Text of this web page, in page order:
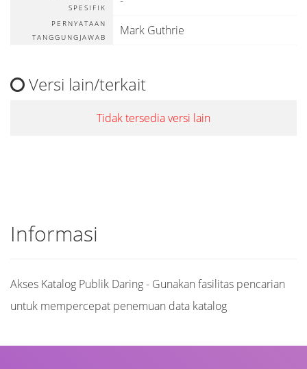
SPESIFIK
PERNYATAAN
TANGGUNGJAWAB
Mark Guthrie
Versi lain/terkait
Tidak tersedia versi lain
Informasi
Akses Katalog Publik Daring - Gunakan fasilitas pencarian
untuk mempercepat penemuan data katalog